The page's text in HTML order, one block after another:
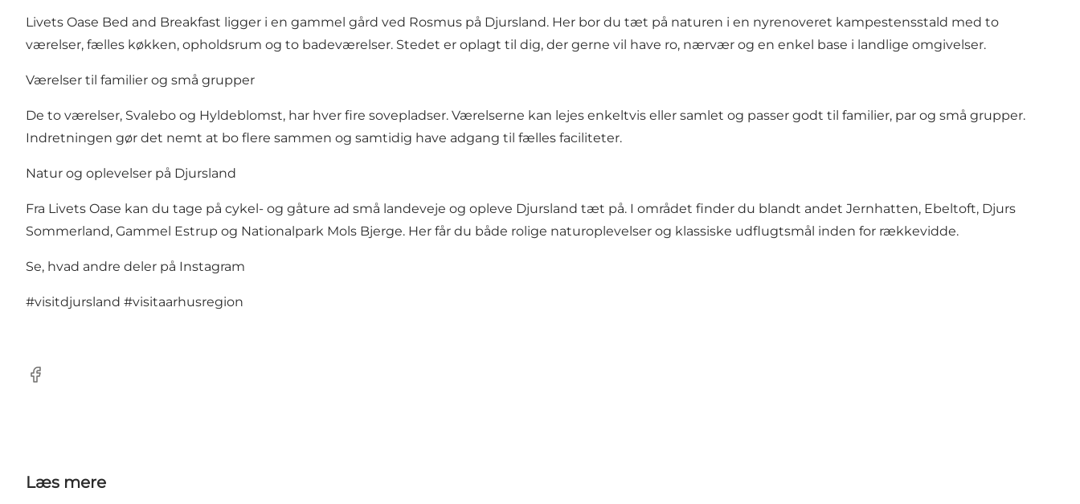
Livets Oase Bed and Breakfast ligger i en gammel gård ved Rosmus på Djursland. Her bor du tæt på naturen i en nyrenoveret kampestensstald med to
værelser, fælles køkken, opholdsrum og to badeværelser. Stedet er oplagt til dig, der gerne vil have ro, nærvær og en enkel base i landlige omgivelser.
Værelser til familier og små grupper
De to værelser, Svalebo og Hyldeblomst, har hver fire sovepladser. Værelserne kan lejes enkeltvis eller samlet og passer godt til familier, par og små grupper.
Indretningen gør det nemt at bo flere sammen og samtidig have adgang til fælles faciliteter.
Natur og oplevelser på Djursland
Fra Livets Oase kan du tage på cykel- og gåture ad små landeveje og opleve Djursland tæt på. I området finder du blandt andet Jernhatten, Ebeltoft, Djurs
Sommerland, Gammel Estrup og Nationalpark Mols Bjerge. Her får du både rolige naturoplevelser og klassiske udflugtsmål inden for rækkevidde.
Se, hvad andre deler på Instagram
#visitdjursland #visitaarhusregion
Facebook
Læs mere